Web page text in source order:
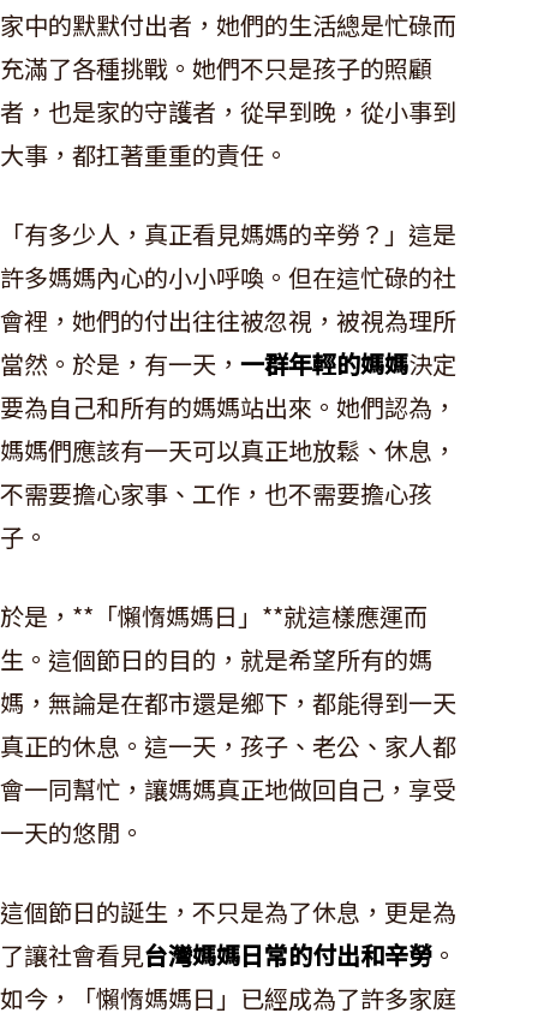
家中的默默付出者，她們的生活總是忙碌而
充滿了各種挑戰。她們不只是孩子的照顧
者，也是家的守護者，從早到晚，從小事到
大事，都扛著重重的責任。
「有多少人，真正看見媽媽的辛勞？」這是
許多媽媽內心的小小呼喚。但在這忙碌的社
會裡，她們的付出往往被忽視，被視為理所
當然。於是，有一天， 一群年輕的媽媽決定
要為自己和所有的媽媽站出來。她們認為，
媽媽們應該有一天可以真正地放鬆、休息，
不需要擔心家事、工作，也不需要擔心孩
子。
於是，**「懶惰媽媽日」**就這樣應運而
生。這個節日的目的，就是希望所有的媽
媽，無論是在都市還是鄉下，都能得到一天
真正的休息。這一天，孩子、老公、家人都
會一同幫忙，讓媽媽真正地做回自己，享受
一天的悠閒。
這個節日的誕生，不只是為了休息，更是為
了讓社會看見台灣媽媽日常的付出和辛勞 。
如今，「懶惰媽媽日」已經成為了許多家庭